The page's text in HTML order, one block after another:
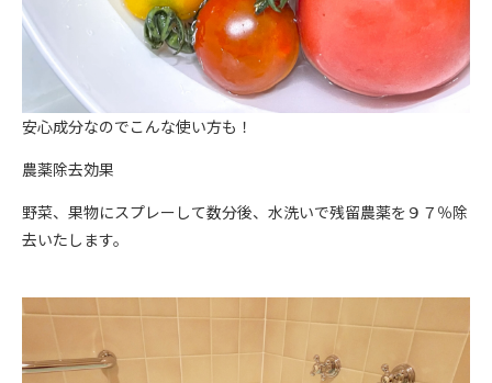
安心成分なのでこんな使い方も！
農薬除去効果
野菜、果物にスプレーして数分後、水洗いで残留農薬を９７％除
去いたします。